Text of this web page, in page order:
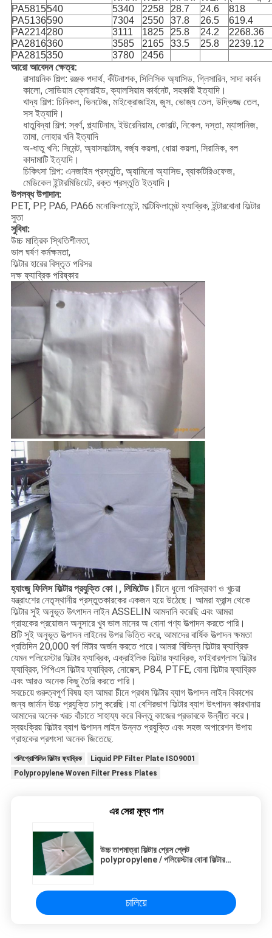
PA5815540 5340 2258 28.7 24.6
818
PA5136590 7304 2550 37.8 26.5
619.4
PA2214280 3111 1825 25.8 24.2
2268.36
PA2816360 3585 2165 33.5 25.8
2239.12
PA2815350 3780
2456
আরো আবেদন ক্ষেত্র:
রাসায়নিক শিল্প: রঞ্জক পদার্থ, কীটনাশক, সিলিসিক অ্যাসিড, গ্লিসারিন, সাদা কার্বন
কালো, সোডিয়াম ক্লোরাইড, ক্যালসিয়াম কার্বনেট, সহকারী ইত্যাদি।
খাদ্য শিল্প: চিনিকল, ভিনটেজ, মাইক্রোজাইম, জুস, ভোজ্য তেল, উদ্ভিজ্জ তেল,
সস ইত্যাদি।
ধাতুবিদ্যা শিল্প: স্বর্ণ, প্ল্যাটিনাম, ইউরেনিয়াম, কোবাল্ট, নিকেল, দস্তা, ম্যাঙ্গানিজ,
তামা, লোহার খনি ইত্যাদি
অ-ধাতু খনি: সিমেন্ট, অ্যাসফাল্টাম, বর্জ্য কয়লা, ধোয়া কয়লা, সিরামিক, বল
কাদামাটি ইত্যাদি।
চিকিৎসা শিল্প: এনজাইম প্রস্তুতি, অ্যামিনো অ্যাসিড, ব্যাকটিরিওফেজ,
মেডিকেল ইন্টারমিডিয়েট, রক্ত ​​প্রস্তুতি ইত্যাদি।
উপলব্ধ উপাদান:
PET, PP, PA6, PA66 মনোফিলামেন্টে, মাল্টিফিলামেন্ট ফ্যাব্রিক, ইন্টারবোনা ফিল্টার
সুতা
সুবিধা:
উচ্চ মাত্রিক স্থিতিশীলতা,
ভাল ঘর্ষণ কর্মক্ষমতা,
ফিল্টার হারের বিস্তৃত পরিসর
দক্ষ ফ্যাব্রিক পরিষ্কার
হ্যাংজু ফিলিস ফিল্টার প্রযুক্তি কো।, লিমিটেড।চীনে ধুলো পরিস্রাবণ ও খুচরা
যন্ত্রাংশের নেতৃস্থানীয় প্রস্তুতকারকের একজন হয়ে উঠেছে। আমরা ফ্রান্স থেকে
ফিল্টার সুই অনুভূত উৎপাদন লাইন ASSELIN আমদানি করেছি এবং আমরা
গ্রাহকের প্রয়োজন অনুসারে খুব ভাল মানের অ বোনা পণ্য উত্পাদন করতে পারি।
8টি সুই অনুভূত উত্পাদন লাইনের উপর ভিত্তি করে, আমাদের বার্ষিক উত্পাদন ক্ষমতা
প্রতিদিন 20,000 বর্গ মিটার অর্জন করতে পারে।আমরা বিভিন্ন ফিল্টার ফ্যাব্রিক
যেমন পলিয়েস্টার ফিল্টার ফ্যাব্রিক, এক্রাইলিক ফিল্টার ফ্যাব্রিক, ফাইবারগ্লাস ফিল্টার
ফ্যাব্রিক, পিপিএস ফিল্টার ফ্যাব্রিক, নোমেক্স, P84, PTFE, বোনা ফিল্টার ফ্যাব্রিক
এবং আরও অনেক কিছু তৈরি করতে পারি।
সবচেয়ে গুরুত্বপূর্ণ বিষয় হল আমরা চীনে প্রথম ফিল্টার ব্যাগ উত্পাদন লাইন বিকাশের
জন্য জার্মান উচ্চ প্রযুক্তি চালু করেছি।যা বেশিরভাগ ফিল্টার ব্যাগ উৎপাদন কারখানায়
আমাদের অনেক খরচ বাঁচাতে সাহায্য করে কিন্তু কাজের প্রভাবকে উন্নীত করে।
স্বয়ংক্রিয় ফিল্টার ব্যাগ উত্পাদন লাইন উন্নত প্রযুক্তি এবং সহজ অপারেশন উপায়
গ্রাহকের প্রশংসা অনেক জিতেছে.
পলিপ্রোপিলিন ফিল্টার ফ্যাব্রিক
Liquid PP Filter Plate ISO9001
Polypropylene Woven Filter Press Plates
এর সেরা মূল্য পান
উচ্চ তাপমাত্রা ফিল্টার প্রেস প্লেট
polypropylene / পলিয়েস্টার বোনা ফিল্টার
চালিয়ে